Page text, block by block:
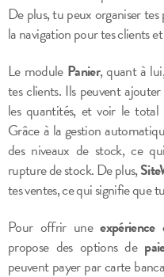
De plus, tu peux organiser
la navigation pour tes clients
Le module Panier, quant à
tes clients. Ils peuvent
les quantités, et voir le
Grâce à la gestion
des niveaux de stock, ce
rupture de stock. De plus,
tes ventes, ce qui signifie que
Pour offrir uneexpérience
propose des options de
peuvent payer par carte